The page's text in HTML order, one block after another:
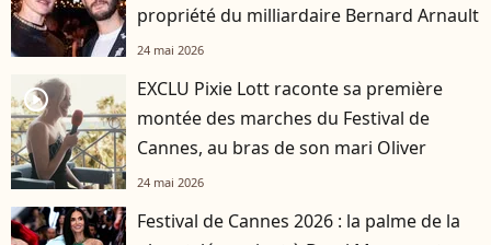
propriété du milliardaire Bernard Arnault
24 mai 2026
player2
EXCLU Pixie Lott raconte sa première
montée des marches du Festival de
Cannes, au bras de son mari Oliver
24 mai 2026
Festival de Cannes 2026 : la palme de la